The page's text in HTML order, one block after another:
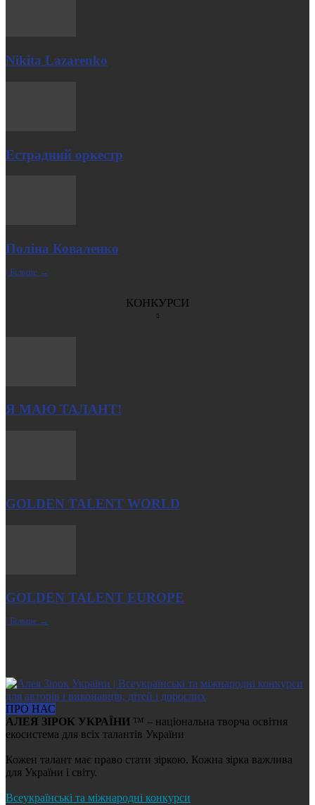
Nikita Lazarenko
Естрадний оркестр
Поліна Коваленко
| Більше →
КОНКУРСИ
Я МАЮ ТАЛАНТ!
GOLDEN TALENT WORLD
GOLDEN TALENT EUROPE
| Більше →
ПРО НАС
АЛЕЯ ЗІРОК УКРАЇНИ ™ – національна творча освітня
екосистема для всіх талантів України
Кожен талант має право стати зіркою. Кожна зірка важлива
для України і світу.
Всеукраїнські та міжнародні конкурси